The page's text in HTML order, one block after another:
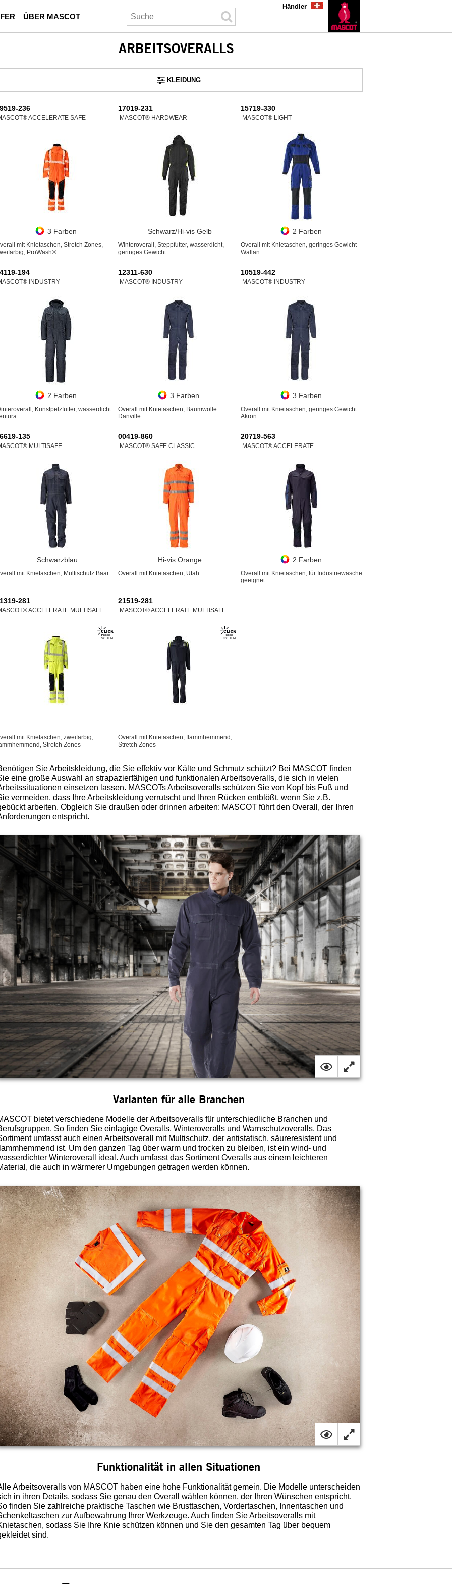
ÜBER MASCOT
Händler
ARBEITSOVERALLS
KLEIDUNG
236
ACCELERATE SAFE
3 Farben
mit Knietaschen, Stretch Zones,
ProWash®
17019-231
MASCOT® HARDWEAR
Schwarz/Hi-vis Gelb
Winteroverall, Steppfutter, wasserdicht,
geringes Gewicht
15719-330
MASCOT® LIGHT
2 Farben
Overall mit Knietaschen, geringes Gewicht
Wallan
194
INDUSTRY
2 Farben
Kunstpelzfutter, wasserdicht
12311-630
MASCOT® INDUSTRY
3 Farben
Overall mit Knietaschen, Baumwolle
Danville
10519-442
MASCOT® INDUSTRY
3 Farben
Overall mit Knietaschen, geringes Gewicht
Akron
135
MULTISAFE
Schwarzblau
mit Knietaschen, Multischutz Baar
00419-860
MASCOT® SAFE CLASSIC
Hi-vis Orange
Overall mit Knietaschen, Utah
20719-563
MASCOT® ACCELERATE
2 Farben
Overall mit Knietaschen, für Industriewäsche
geeignet
281
ACCELERATE MULTISAFE
mit Knietaschen, zweifarbig,
Stretch Zones
21519-281
MASCOT® ACCELERATE MULTISAFE
Overall mit Knietaschen, flammhemmend,
Stretch Zones
Sie Arbeitskleidung, die Sie effektiv vor Kälte und Schmutz schützt? Bei MASCOT finden
eine große Auswahl an strapazierfähigen und funktionalen Arbeitsoveralls, die sich in vielen
einsetzen lassen. MASCOTs Arbeitsoveralls schützen Sie von Kopf bis Fuß und
vermeiden, dass Ihre Arbeitskleidung verrutscht und Ihren Rücken entblößt, wenn Sie z.B.
arbeiten. Obgleich Sie draußen oder drinnen arbeiten: MASCOT führt den Overall, der Ihren
entspricht.
Varianten für alle Branchen
bietet verschiedene Modelle der Arbeitsoveralls für unterschiedliche Branchen und
So finden Sie einlagige Overalls, Winteroveralls und Warnschutzoveralls. Das
umfasst auch einen Arbeitsoverall mit Multischutz, der antistatisch, säureresistent und
ist. Um den ganzen Tag über warm und trocken zu bleiben, ist ein wind- und
Winteroverall ideal. Auch umfasst das Sortiment Overalls aus einem leichteren
die auch in wärmerer Umgebungen getragen werden können.
Funktionalität in allen Situationen
Arbeitsoveralls von MASCOT haben eine hohe Funktionalität gemein. Die Modelle unterscheiden
in ihren Details, sodass Sie genau den Overall wählen können, der Ihren Wünschen entspricht.
finden Sie zahlreiche praktische Taschen wie Brusttaschen, Vordertaschen, Innentaschen und
zur Aufbewahrung Ihrer Werkzeuge. Auch finden Sie Arbeitsoveralls mit
sodass Sie Ihre Knie schützen können und Sie den gesamten Tag über bequem
sind.